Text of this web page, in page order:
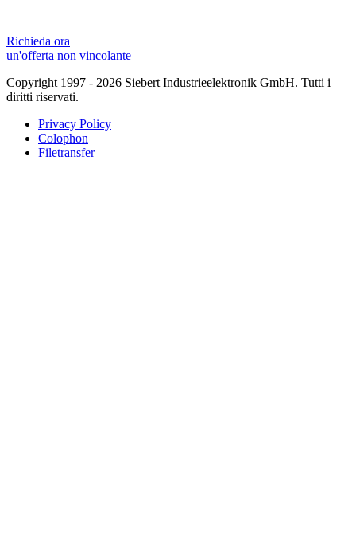
Richieda ora
un'offerta non vincolante
Copyright 1997 - 2026 Siebert Industrieelektronik GmbH. Tutti i
diritti riservati.
Privacy Policy
Colophon
Filetransfer